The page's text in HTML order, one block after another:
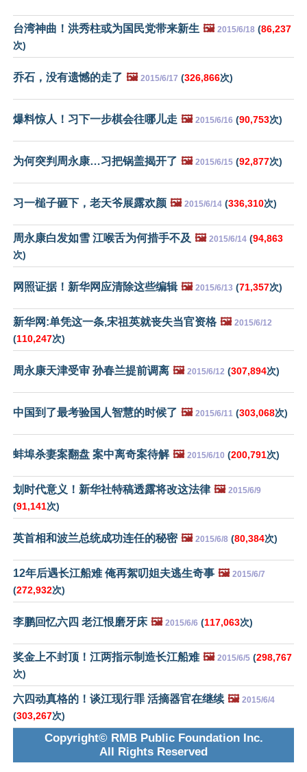
台湾神曲！洪秀柱或为国民党带来新生 🖼️ 2015/6/18 (86,237
次)
乔石，没有遗憾的走了 🖼️ 2015/6/17 (326,866次)
爆料惊人！习下一步棋会往哪儿走 🖼️ 2015/6/16 (90,753次)
为何突判周永康…习把锅盖揭开了 🖼️ 2015/6/15 (92,877次)
习一槌子砸下，老天爷展露欢颜 🖼️ 2015/6/14 (336,310次)
周永康白发如雪 江喉舌为何措手不及 🖼️ 2015/6/14 (94,863
次)
网照证据！新华网应清除这些编辑 🖼️ 2015/6/13 (71,357次)
新华网:单凭这一条,宋祖英就丧失当官资格 🖼️ 2015/6/12
(110,247次)
周永康天津受审 孙春兰提前调离 🖼️ 2015/6/12 (307,894次)
中国到了最考验国人智慧的时候了 🖼️ 2015/6/11 (303,068次)
蚌埠杀妻案翻盘 案中离奇案待解 🖼️ 2015/6/10 (200,791次)
划时代意义！新华社特稿透露将改这法律 🖼️ 2015/6/9
(91,141次)
英首相和波兰总统成功连任的秘密 🖼️ 2015/6/8 (80,384次)
12年后遇长江船难 俺再絮叨姐夫逃生奇事 🖼️ 2015/6/7
(272,932次)
李鹏回忆六四 老江恨磨牙床 🖼️ 2015/6/6 (117,063次)
奖金上不封顶！江两指示制造长江船难 🖼️ 2015/6/5 (298,767
次)
六四动真格的！谈江现行罪 活摘器官在继续 🖼️ 2015/6/4
(303,267次)
Copyright© RMB Public Foundation Inc.
All Rights Reserved